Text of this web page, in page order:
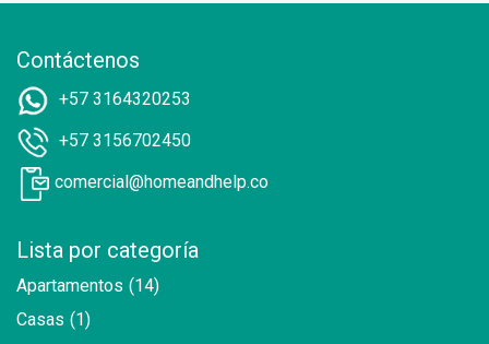
Contáctenos
+57 3164320253
+57 3156702450
comercial@homeandhelp.co
Lista por categoría
Apartamentos (14)
Casas (1)